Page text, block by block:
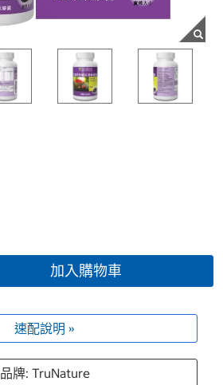
加入購物車
速配說明 »
品牌: TruNature